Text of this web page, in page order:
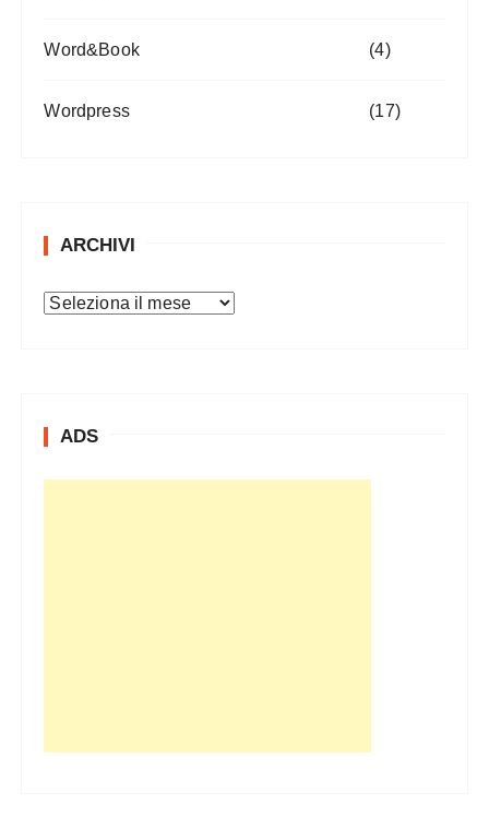
Word&Book (4)
Wordpress (17)
ARCHIVI
A
ADS